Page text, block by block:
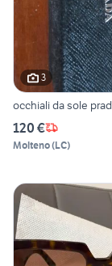
3
occhiali da sole
120 €
Molteno(LC)